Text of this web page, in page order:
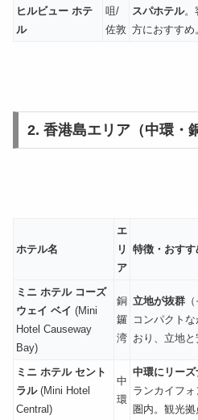
ヒルビュー ホテ
ル
咀/
佐敦
スパホテル。
方におすすめ
2. 香港島エリア（中環・
ホテル名
エ
リ
ア
特徴・おすす
ミニ ホテル コーズ
ウェイ ベイ (Mini
Hotel Causeway
Bay)
銅
鑼
湾
立地が抜群
コンパクト
おり、立地と
ミニ ホテル セント
ラル(Mini Hotel
Central)
中
環
中環にリー
ランカイフ
圏内。観光拠